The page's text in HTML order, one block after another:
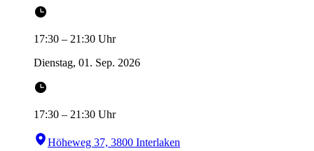
17:30 – 21:30 Uhr
Dienstag, 01. Sep. 2026
17:30 – 21:30 Uhr
Höheweg 37, 3800 Interlaken